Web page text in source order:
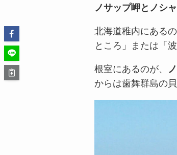
ノサップ岬とノシ
北海道稚内にある
ところ」または「
根室にあるのが、
からは歯舞群島の